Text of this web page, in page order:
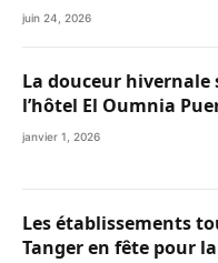
s’enflamment !
juin 24, 2026
La douceur hivernale
l’hôtel El Oumnia
janvier 1, 2026
Les établissements
Tanger en fête pour la